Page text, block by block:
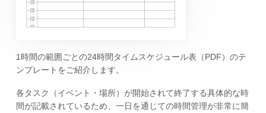
1時間の範囲ごとの24時間タイムスケジュール表（PDF）のテ
ンプレートをご紹介します。
各タスク（イベント・場所）が開始されて終了する具体的な時
間が記載されているため、一日を通じての時間管理が非常に簡